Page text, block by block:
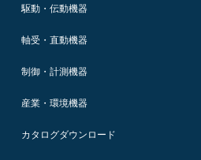
駆動・伝動機器
軸受・直動機器
制御・計測機器
産業・環境機器
カタログダウンロード